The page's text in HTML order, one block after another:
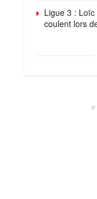
Ligue 3 :
coulent lors